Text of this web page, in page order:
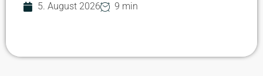
5. August 2026 9 min